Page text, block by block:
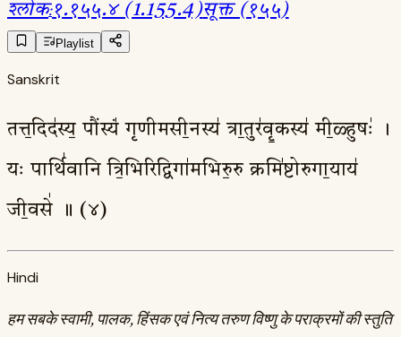
श्लोक:१.१५५.४ (1.155.4)सूक्त (१५५)
Playlist
Sanskrit
तत्त॒दिद॑स्य॒ पौंस्यं॑ गृणीमसी॒नस्य॑ त्रा॒तुर॑वृ॒कस्य॑ मी॒ळ्हुषः॑ ।
यः पार्थि॑वानि त्रि॒भिरिद्विगा॑मभिरु॒रु क्रमि॑ष्टोरुगा॒याय॑
जी॒वसे॑ ॥ (४)
Hindi
हम सबके स्वामी, पालक, हिंसक एवं नित्य तरुण विष्णु के पराक्रमों की स्तुति